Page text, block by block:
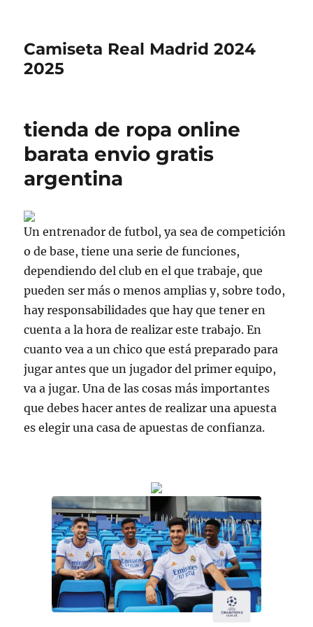
Camiseta Real Madrid 2024
2025
tienda de ropa online
barata envio gratis
argentina
Un entrenador de futbol, ya sea de competición
o de base, tiene una serie de funciones,
dependiendo del club en el que trabaje, que
pueden ser más o menos amplias y, sobre todo,
hay responsabilidades que hay que tener en
cuenta a la hora de realizar este trabajo. En
cuanto vea a un chico que está preparado para
jugar antes que un jugador del primer equipo,
va a jugar. Una de las cosas más importantes
que debes hacer antes de realizar una apuesta
es elegir una casa de apuestas de confianza.